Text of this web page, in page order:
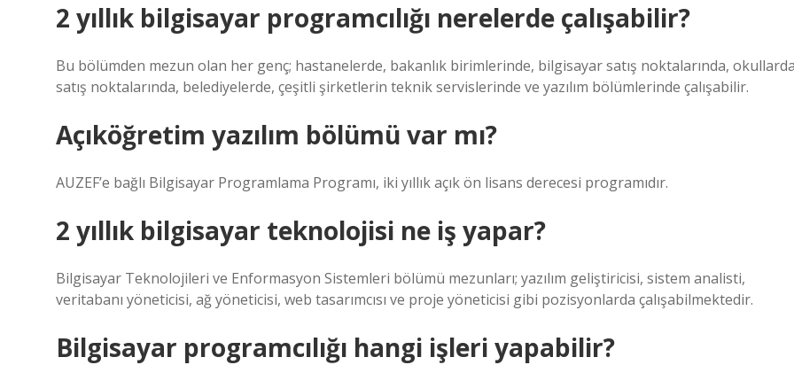
2 yıllık bilgisayar programcılığı nerelerde çalışabilir?
Bu bölümden mezun olan her genç; hastanelerde, bakanlık birimlerinde, bilgisayar satış noktalarında,
satış noktalarında, belediyelerde, çeşitli şirketlerin teknik servislerinde ve yazılım bölümlerinde çalışabilir.
Açıköğretim yazılım bölümü var mı?
AUZEF’e bağlı Bilgisayar Programlama Programı, iki yıllık açık ön lisans derecesi programıdır.
2 yıllık bilgisayar teknolojisi ne iş yapar?
Bilgisayar Teknolojileri ve Enformasyon Sistemleri bölümü mezunları; yazılım geliştiricisi, sistem analisti,
veritabanı yöneticisi, ağ yöneticisi, web tasarımcısı ve proje yöneticisi gibi pozisyonlarda çalışabilmektedir.
Bilgisayar programcılığı hangi işleri yapabilir?